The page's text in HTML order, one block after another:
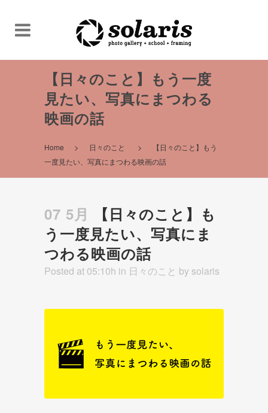
【日々のこと】もう一度
見たい、写真にまつわる
映画の話
Home > 日々のこと >
【日々のこと】もう
一度見たい、写真にまつわる映画の話
07 5月
【日々のこと】も
う一度見たい、写真にま
つわる映画の話
Posted at 05:10h in 日々のこと by solaris